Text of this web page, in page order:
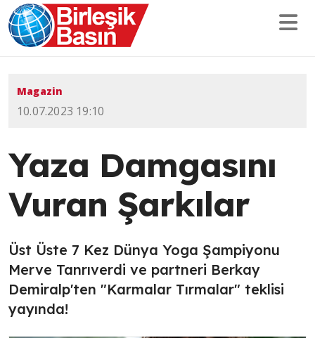
Magazin
10.07.2023 19:10
Yaza Damgasını
Vuran Şarkılar
Üst Üste 7 Kez Dünya Yoga Şampiyonu
Merve Tanrıverdi ve partneri Berkay
Demiralp'ten "Karmalar Tırmalar" teklisi
yayında!